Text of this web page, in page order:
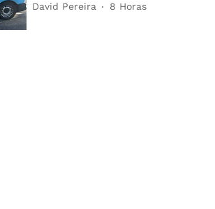
David Pereira 8 Horas